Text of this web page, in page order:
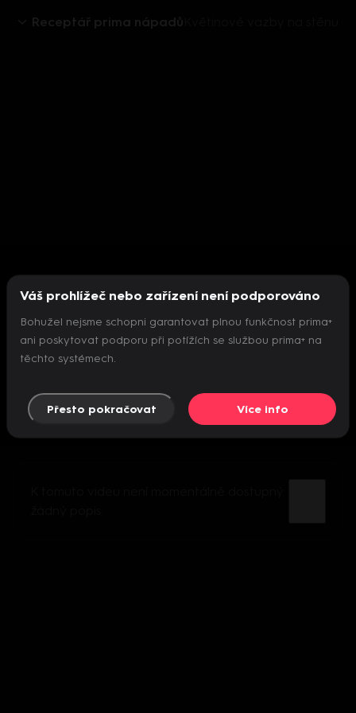
Receptář prima nápadů
Nepodařilo se inicializovat přehrávač
Váš prohlížeč nebo zařízení není podporováno
Bohužel nejsme schopni garantovat plnou funkčnost prima+
ani poskytovat podporu při potížích se službou prima+ na
těchto systémech.
Přesto pokračovat Více info